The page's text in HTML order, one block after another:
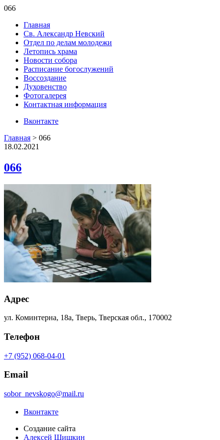
066
Главная
Св. Александр Невский
Отдел по делам молодежи
Летопись храма
Новости собора
Расписание богослужений
Воссоздание
Духовенство
Фотогалерея
Контактная информация
Вконтакте
Главная > 066
18.02.2021
066
Адрес
ул. Коминтерна, 18а, Тверь, Тверская обл., 170002
Телефон
+7 (952) 068-04-01
Email
sobor_nevskogo@mail.ru
Вконтакте
Создание сайта
Алексей Шишкин